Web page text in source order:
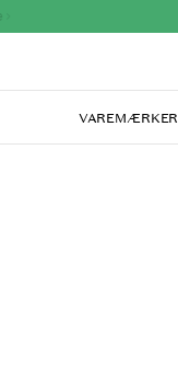
VAREMÆRKER